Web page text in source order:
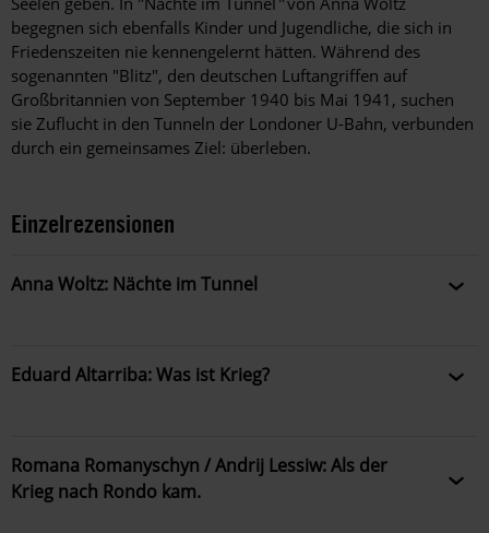
begegnen sich ebenfalls Kinder und Jugendliche, die sich in
Friedenszeiten nie kennengelernt hätten. Während des
sogenannten "Blitz", den deutschen Luftangriffen auf
Großbritannien von September 1940 bis Mai 1941, suchen
sie Zuflucht in den Tunneln der Londoner U-Bahn, verbunden
durch ein gemeinsames Ziel: überleben.
Einzelrezensionen
Anna Woltz: Nächte im Tunnel
müde wir auch werden. Sobald wir tun, als sei ein Leben
vom Leben im Krieg, von Angst, Hoffnung, vom
Überleben und von den Verstorbenen. Bereits im
Eduard Altarriba: Was ist Krieg?
gibt es nicht. So ist auch das herausragend gestaltete
Sachbuch des katalanischen Autors und Illustrators
Romana Romanyschyn / Andrij Lessiw: Als der
Krieg nach Rondo kam.